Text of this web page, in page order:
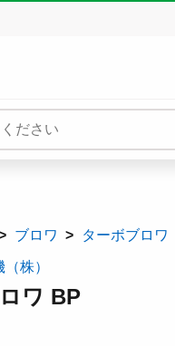
ブロワ ターボブロワ
株）
ワ BP